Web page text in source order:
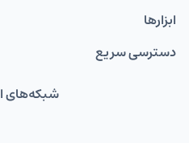
ابزارها
دسترسی سریع
شبکه‌های